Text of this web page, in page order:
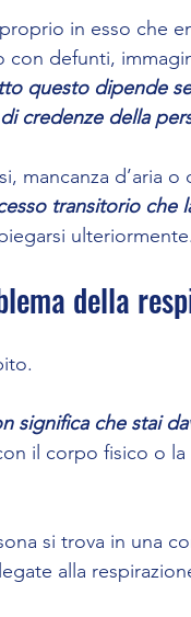
in esso che
con defunti,
questo dipende
credenze della
mancanza d’aria
transitorio che
ulteriormente.
della
significa che stai
il corpo fisico o
si trova in una
alla